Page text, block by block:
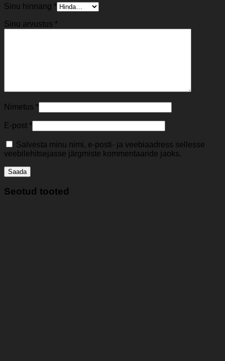
Sinu hinnang *
Sinu arvustus *
Nimetus *
E-post *
Salvesta minu nimi, e-posti- ja veebiaadress sellesse
veebilehitsejasse järgmiste kommentaaride jaoks.
Seotud tooted